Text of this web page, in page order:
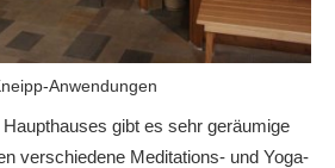
Anwendungen
gibt es sehr geräumige
verschiedene Meditations- und Yoga-